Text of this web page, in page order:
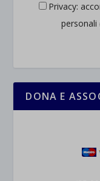
Privacy:
personali
DONA E